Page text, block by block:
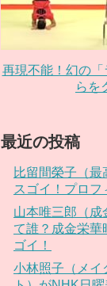
再現不能！幻の
らを
最近の投稿
比留間榮子（
スゴイ！プロフ
山本唯三郎（成
て誰？成金栄華
ゴイ！
小林照子（メイ